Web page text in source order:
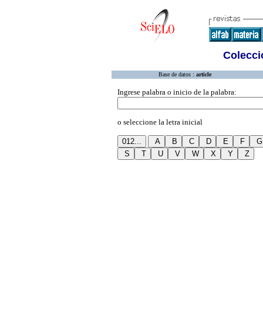
Base de datos : article
Ingrese palabra o inicio de la palabra:
o seleccione la letra inicial